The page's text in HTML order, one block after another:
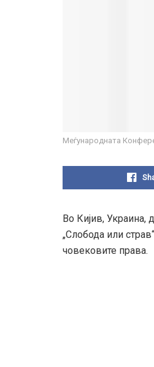
Меѓународната
Во Кијив, Украина,
„Слобода или
човековите права.